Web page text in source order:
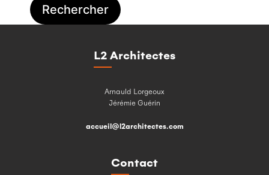
L2 Architectes
Arnauld Lorgeoux
Jérémie Guérin
accueil@l2architectes.com
Contact